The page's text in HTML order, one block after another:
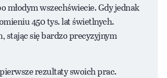
młodym wszechświecie. Gdy jednak
450 tys. lat świetlnych.
stając się bardzo precyzyjnym
rezultaty swoich prac.